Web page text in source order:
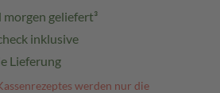
geliefert³
inklusive
Lieferung
werden nur die